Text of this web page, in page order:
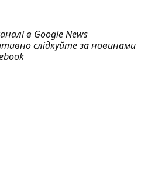
в Google News
слідкуйте за новинами